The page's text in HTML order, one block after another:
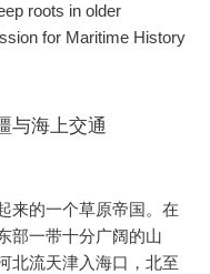
roots in older
for Maritime History
与海上交通
来的一个草原帝国。在
部一带十分广阔的山
北流天津入海口，北至